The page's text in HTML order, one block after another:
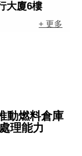
大廈6樓
+ 更多
動燃料倉庫
理能力